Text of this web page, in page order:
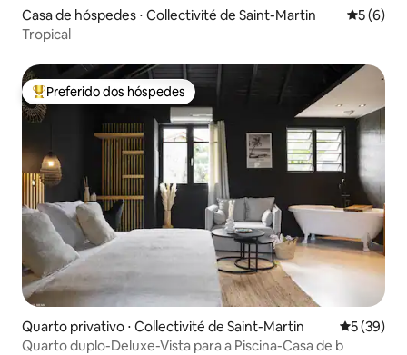
Casa de hóspedes ⋅ Collectivité de Saint-Martin 5 de
5 (6)
Tropical
Entre os melhores preferidos dos hóspedes
Preferido dos hóspedes
Quarto privativo ⋅ Collectivité de Saint-Martin 5 de uma
5 (39)
Quarto duplo-Deluxe-Vista para a Piscina-Casa de b